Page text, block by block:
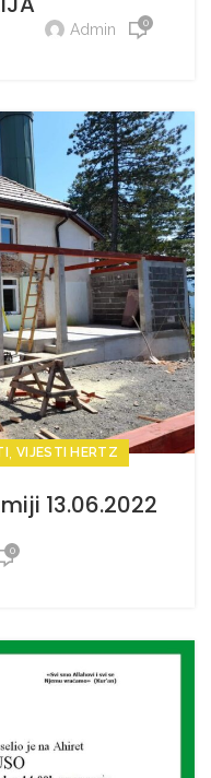
Admin 0
VIJESTI HERTZ
13.06.2022
0